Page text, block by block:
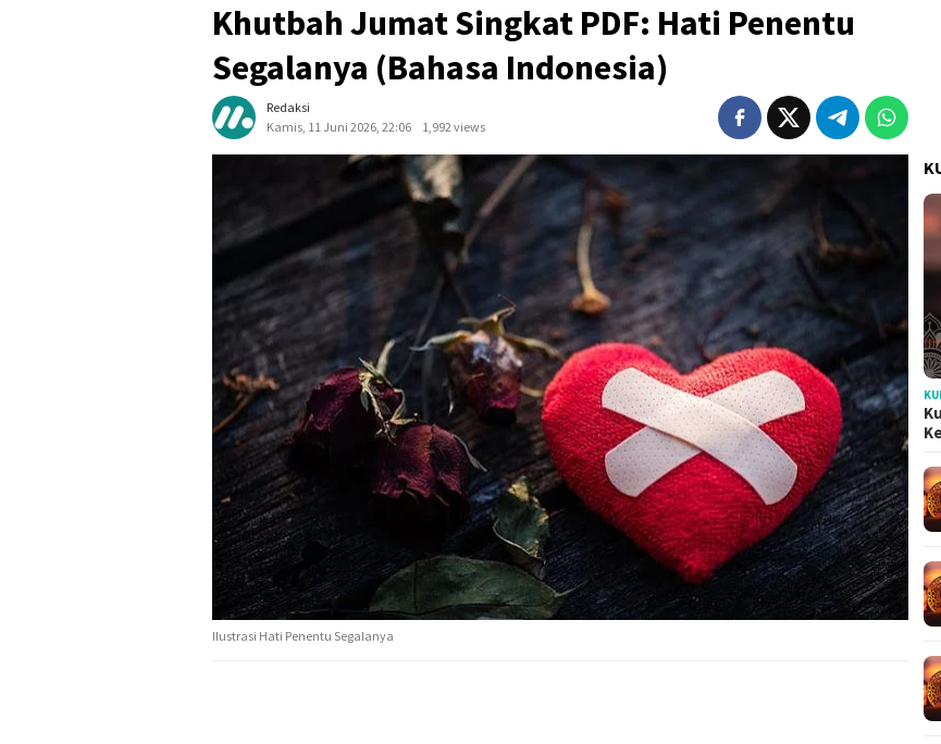
Khutbah Jumat Singkat PDF: Hati Penentu
Segalanya (Bahasa Indonesia)
Redaksi
Kamis, 11 Juni 2026, 22:06
1,992 views
Ilustrasi Hati Penentu Segalanya